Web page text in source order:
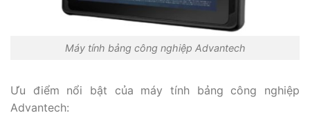
Máy tính bảng công nghiệp Advantech
Ưu điểm nổi bật của máy tính bảng công nghiệp
Advantech: